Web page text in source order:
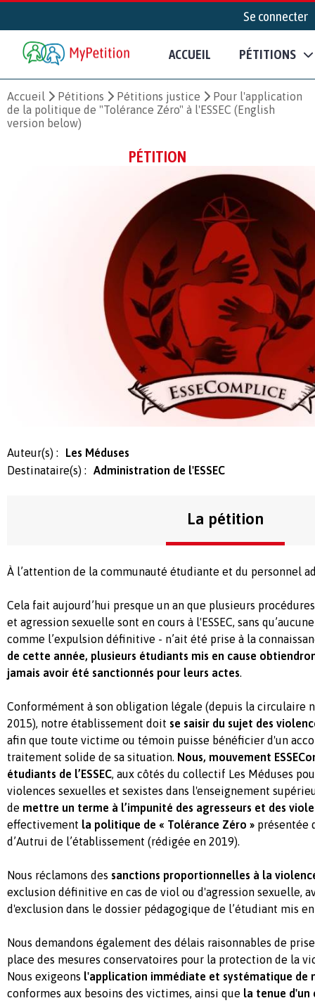
Se connecter
ACCUEIL PÉTITIONS
Accueil Pétitions Pétitions justice
Pour l'application
de la politique de "Tolérance Zéro" à l'ESSEC (English
version below)
PÉTITION
Auteur(s) :
Les Méduses
Destinataire(s) :
Administration de l'ESSEC
La pétition
À l’attention de la communauté étudiante et du personnel
Cela fait aujourd’hui presque un an que plusieurs
et agression sexuelle sont en cours à l'ESSEC, sans
comme l’expulsion définitive - n’ait été prise à la
de cette année, plusieurs étudiants mis en cause
jamais avoir été sanctionnés pour leurs actes.
Conformément à son obligation légale (depuis la circulaire
2015), notre établissement doit se saisir du sujet des
afin que toute victime ou témoin puisse bénéficier d'un
traitement solide de sa situation. Nous, mouvement
étudiants de l’ESSEC, aux côtés du collectif Les Méduses
violences sexuelles et sexistes dans l'enseignement
de mettre un terme à l’impunité des agresseurs et des
effectivement la politique de « Tolérance Zéro » présentée
d’Autrui de l’établissement (rédigée en 2019).
Nous réclamons des sanctions proportionnelles à la
exclusion définitive en cas de viol ou d'agression sexuelle,
d'exclusion dans le dossier pédagogique de l’étudiant mis en
Nous demandons également des délais raisonnables de
place des mesures conservatoires pour la protection de la
Nous exigeons l'application immédiate et systématique de
conformes aux besoins des victimes, ainsi que la tenue d'un